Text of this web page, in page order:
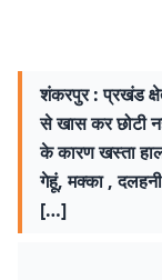
शंकरपुर : प्रखंड
से खास कर छोटी
के कारण खस्ता
गेहूं, मक्का ,
[…]